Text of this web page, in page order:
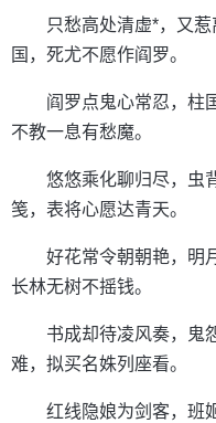
只愁高处清虚*，又
国，死尤不愿作阎罗。
阎罗点鬼心常忍，柱
不教一息有愁魔。
悠悠乘化聊归尽，虫
笺，表将心愿达青天。
好花常令朝朝艳，明
长林无树不摇钱。
书成却待凌风奏，鬼
难，拟买名姝列座看。
红线隐娘为剑客，班